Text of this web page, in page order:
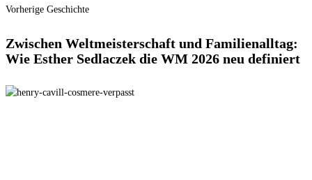
Vorherige Geschichte
Zwischen Weltmeisterschaft und Familienalltag:
Wie Esther Sedlaczek die WM 2026 neu definiert